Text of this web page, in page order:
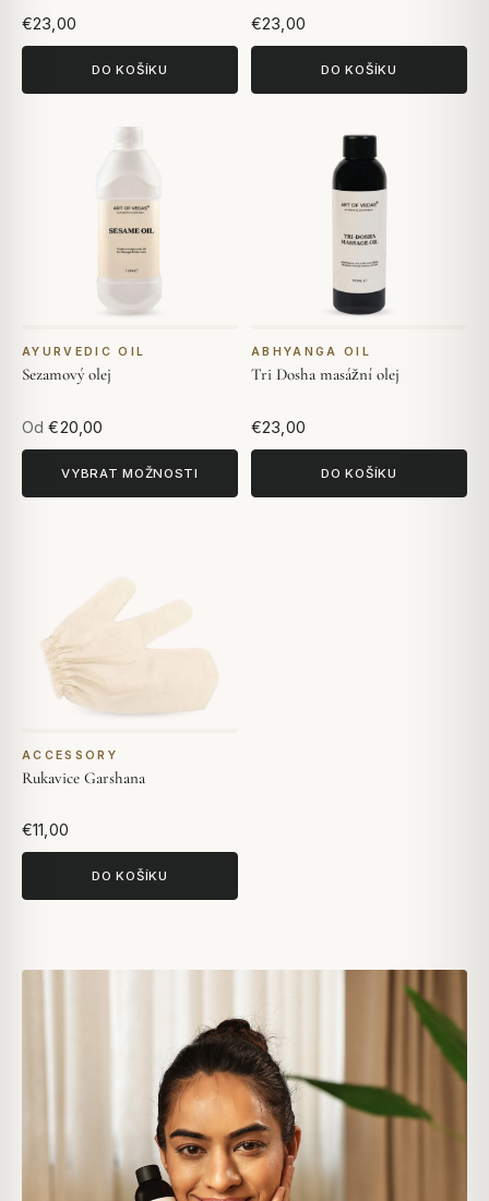
€23,00
DO KOŠÍKU
€23,00
DO KOŠÍKU
AYURVEDIC OIL
Sezamový olej
Od €20,00
VYBRAT MOŽNOSTI
ABHYANGA OIL
Tri Dosha masážní olej
€23,00
DO KOŠÍKU
ACCESSORY
Rukavice Garshana
€11,00
DO KOŠÍKU